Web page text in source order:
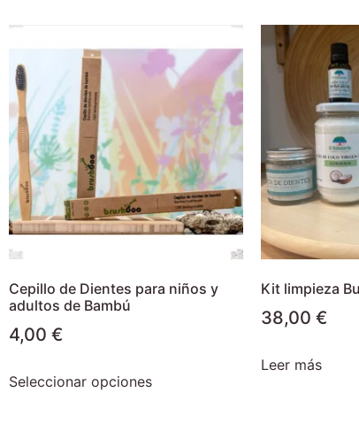
Cepillo de Dientes para niños y
adultos de Bambú
4,00 €
Seleccionar opciones
Kit limpieza
38,00 €
Leer más